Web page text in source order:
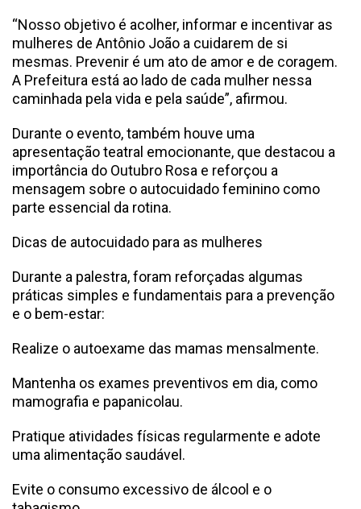
“Nosso objetivo é acolher, informar e incentivar as
mulheres de Antônio João a cuidarem de si
mesmas. Prevenir é um ato de amor e de coragem.
A Prefeitura está ao lado de cada mulher nessa
caminhada pela vida e pela saúde”, afirmou.
Durante o evento, também houve uma
apresentação teatral emocionante, que destacou a
importância do Outubro Rosa e reforçou a
mensagem sobre o autocuidado feminino como
parte essencial da rotina.
Dicas de autocuidado para as mulheres
Durante a palestra, foram reforçadas algumas
práticas simples e fundamentais para a prevenção
e o bem-estar:
Realize o autoexame das mamas mensalmente.
Mantenha os exames preventivos em dia, como
mamografia e papanicolau.
Pratique atividades físicas regularmente e adote
uma alimentação saudável.
Evite o consumo excessivo de álcool e o